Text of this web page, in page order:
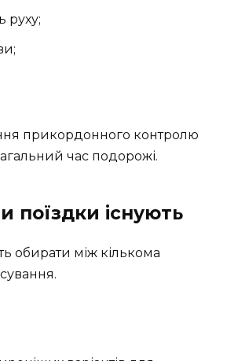
руху;
прикордонного контролю
час подорожі.
поїздки існують
обирати між кількома